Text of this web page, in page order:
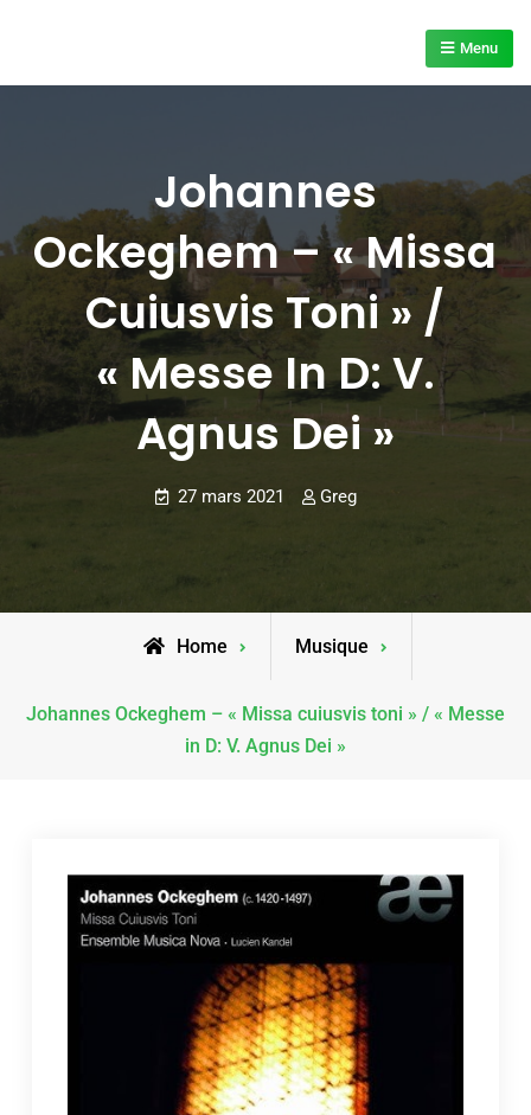
Menu
Johannes
Ockeghem – « Missa
Cuiusvis Toni » /
« Messe In D: V.
Agnus Dei »
27 mars 2021 Greg
Home Musique
Johannes Ockeghem – « Missa cuiusvis toni » / « Messe
in D: V. Agnus Dei »